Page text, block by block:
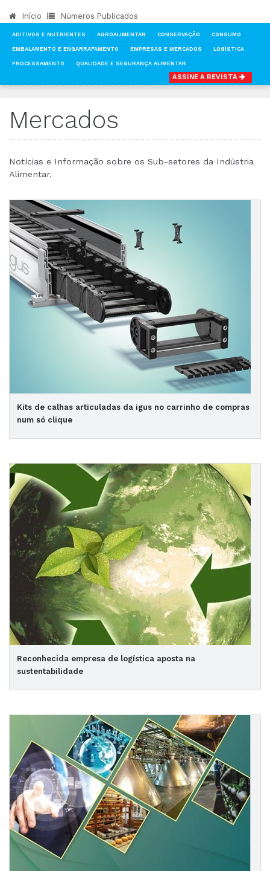
Início Números Publicados
ADITIVOS E NUTRIENTES AGROALIMENTAR CONSERVAÇÃO CONSUMO
EMBALAMENTO E ENGARRAFAMENTO EMPRESAS E MERCADOS LOGÍSTICA
PROCESSAMENTO QUALIDADE E SEGURANÇA ALIMENTAR
ASSINE A REVISTA
Mercados
Notícias e Informação sobre os Sub-setores da Indústria
Alimentar.
Kits de calhas articuladas da igus no carrinho de compras
num só clique
Reconhecida empresa de logística aposta na
sustentabilidade